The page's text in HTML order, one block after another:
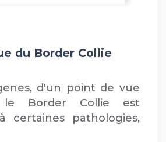
du Border Collie
d'un point de vue
le Border Collie est
certaines pathologies,